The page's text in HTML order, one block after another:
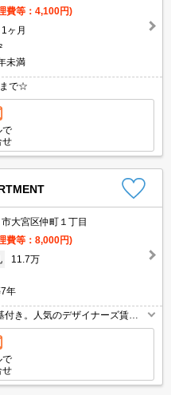
費等：4,100円)
1ヶ月
未満
まで☆
で
せ
大宮区仲町１丁目
費等：8,000円)
11.7万
年
付き。人気のデザイナーズ賃
ロック付マンション。浴室乾燥
床暖房。
で
せ